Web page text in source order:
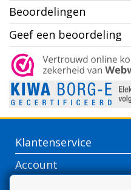
Beoordelingen
Geef een beoordeling
Klantenservice
Account